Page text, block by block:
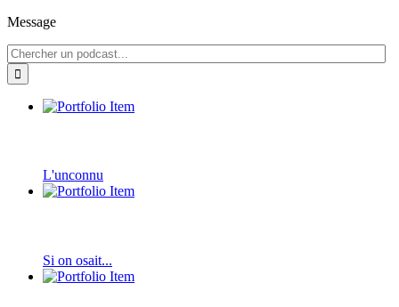
Message
L'unconnu
Si on osait...